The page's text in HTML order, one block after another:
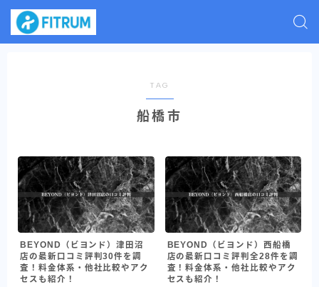
TAG
船橋市
BEYOND（ビヨンド）津田沼
店の最新口コミ評判30件を調
査！料金体系・他社比較やアク
セスも紹介！
BEYOND（ビヨンド）西船橋
店の最新口コミ評判全28件を調
査！料金体系・他社比較やアク
セスも紹介！